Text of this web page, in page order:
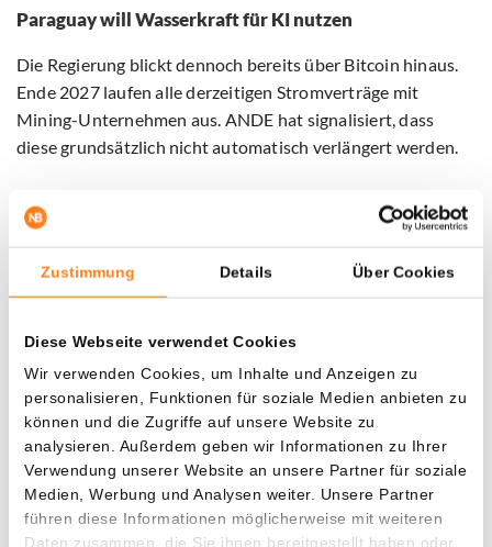
Zustimmung Details Über Cookies
Diese Webseite verwendet Cookies
Wir verwenden Cookies, um Inhalte und Anzeigen zu
personalisieren, Funktionen für soziale Medien anbieten zu
können und die Zugriffe auf unsere Website zu
analysieren. Außerdem geben wir Informationen zu Ihrer
Verwendung unserer Website an unsere Partner für soziale
Medien, Werbung und Analysen weiter. Unsere Partner
führen diese Informationen möglicherweise mit weiteren
Daten zusammen, die Sie ihnen bereitgestellt haben oder
Paraguay will Wasserkraft für KI nutzen
Die Regierung blickt dennoch bereits über Bitcoin hinaus.
Ende 2027 laufen alle derzeitigen Stromverträge mit
Mining-Unternehmen aus. ANDE hat signalisiert, dass
diese grundsätzlich nicht automatisch verlängert werden.
Stattdessen will Paraguay den verfügbaren Strom
zunehmend für Haushalte, Industrie und KI-Rechenzentren
Gespräche mit Investoren aus Taiwan und den USA geführt.
Nach Einschätzung lokaler Experten ist dieser Wechsel
allerdings kein Selbstläufer. KI-Rechenzentren stellen
höhere Anforderungen an Stromversorgung,
Internetanbindung und Kühlung. In all diesen Bereichen
hat Paraguay noch Nachholbedarf.
Vorerst profitiert das Land weiter stark von den
Rekordeinnahmen aus dem Bitcoin-Mining. In den